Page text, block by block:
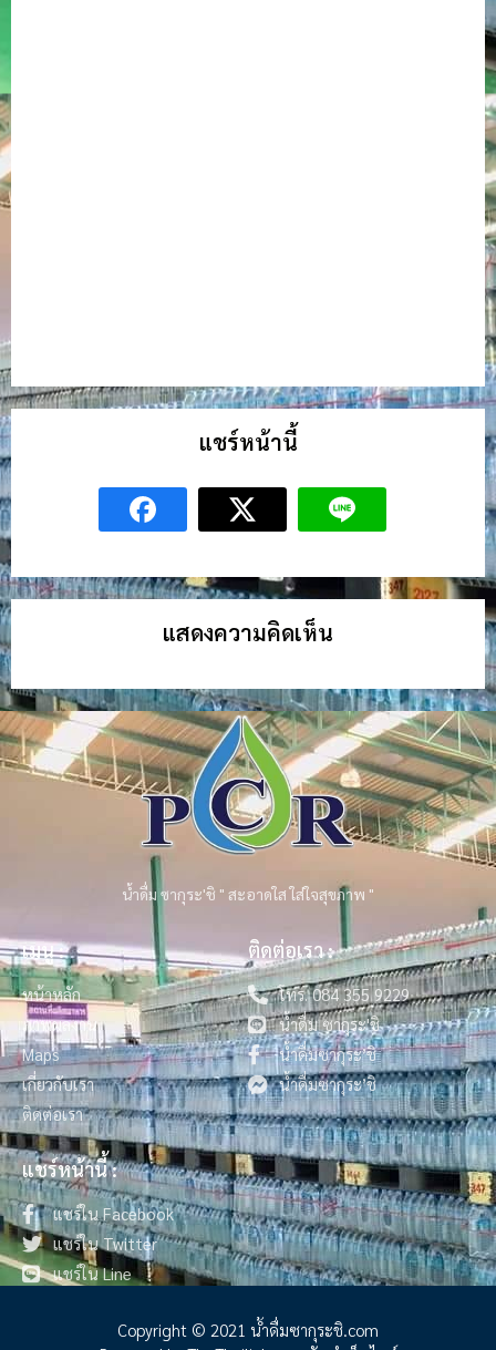
แชร์หน้านี้
แสดงความคิดเห็น
น้ำดื่ม ซากุระ'ชิ " สะอาดใส ใส่ใจสุขภาพ "
เมนู :
หน้าหลัก
ภาพผลงาน
Maps
เกี่ยวกับเรา
ติดต่อเรา
ติดต่อเรา :
โทร. 084 355 9229
น้ำดื่ม ซากุระ'ชิ
น้ำดื่มซากุระ’ชิ
น้ำดื่มซากุระ’ชิ
แชร์หน้านี้ :
แชร์ใน Facebook
แชร์ใน Twitter
แชร์ใน Line
Copyright © 2021 น้ําดื่มซากุระชิ.com